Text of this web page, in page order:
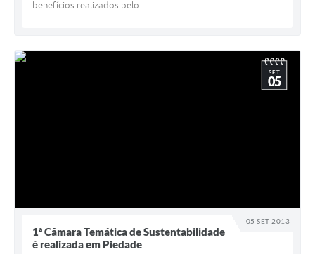
benefícios realizados pelo...
05 SET 2013
SET
05
1ª Câmara Temática de Sustentabilidade
é realizada em Piedade